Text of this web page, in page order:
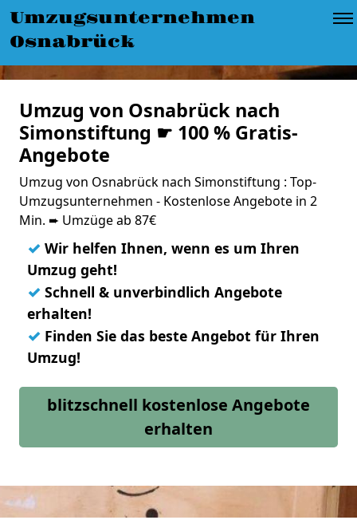
Umzugsunternehmen
Osnabrück
Umzug von Osnabrück nach
Simonstiftung ☛ 100 % Gratis-
Angebote
Umzug von Osnabrück nach Simonstiftung : Top-
Umzugsunternehmen - Kostenlose Angebote in 2
Min. ➨ Umzüge ab 87€
✓ Wir helfen Ihnen, wenn es um Ihren
Umzug geht!
✓ Schnell & unverbindlich Angebote
erhalten!
✓ Finden Sie das beste Angebot für Ihren
Umzug!
blitzschnell kostenlose Angebote
erhalten